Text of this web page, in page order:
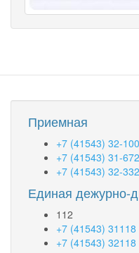
Приемная
+7 (41543) 32-100
+7 (41543) 31-672
+7 (41543) 32-332
Единая дежурно-
112
+7 (41543) 31118
+7 (41543) 32118